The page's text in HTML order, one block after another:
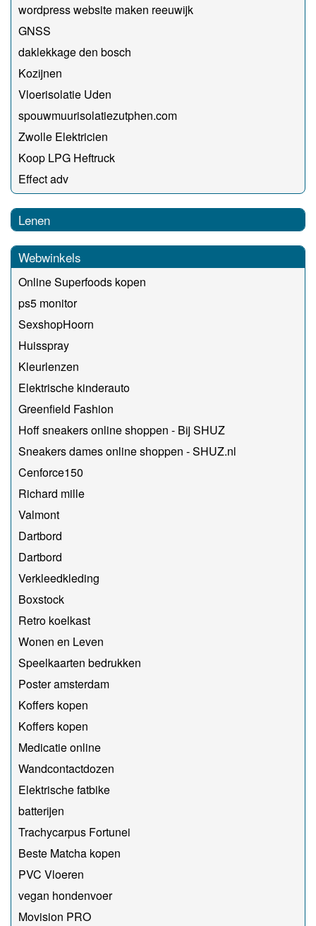
wordpress website maken reeuwijk
GNSS
daklekkage den bosch
Kozijnen
Vloerisolatie Uden
spouwmuurisolatiezutphen.com
Zwolle Elektricien
Koop LPG Heftruck
Effect adv
Lenen
Webwinkels
Online Superfoods kopen
ps5 monitor
SexshopHoorn
Huisspray
Kleurlenzen
Elektrische kinderauto
Greenfield Fashion
Hoff sneakers online shoppen - Bij SHUZ
Sneakers dames online shoppen - SHUZ.nl
Cenforce150
Richard mille
Valmont
Dartbord
Dartbord
Verkleedkleding
Boxstock
Retro koelkast
Wonen en Leven
Speelkaarten bedrukken
Poster amsterdam
Koffers kopen
Koffers kopen
Medicatie online
Wandcontactdozen
Elektrische fatbike
batterijen
Trachycarpus Fortunei
Beste Matcha kopen
PVC Vloeren
vegan hondenvoer
Movision PRO